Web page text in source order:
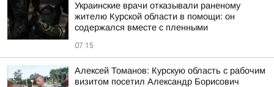
Украинские врачи отказывали раненому
жителю Курской области в помощи: он
содержался вместе с пленными
07:15
Алексей Томанов: Курскую область с рабочим
визитом посетил Александр Борисович